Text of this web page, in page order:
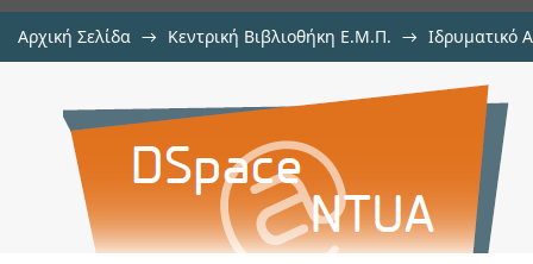
Αρχική Σελίδα → Κεντρική Βιβλιοθήκη Ε.Μ.Π. → Ιδρυματικό
Συμβολή των Χώρων Αστικού
του Λεκανοπεδίου Αττικής υπό